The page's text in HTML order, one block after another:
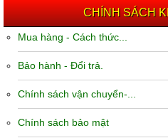
CHÍNH SÁCH
Mua hàng - Cách thức...
Bảo hành - Đổi trả.
Chính sách vận chuyển-...
Chính sách bảo mật